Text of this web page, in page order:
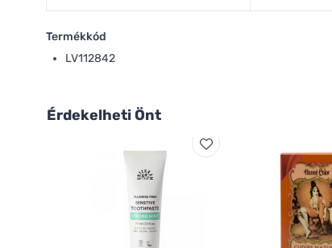
Termékkód
LV112842
Érdekelheti Önt